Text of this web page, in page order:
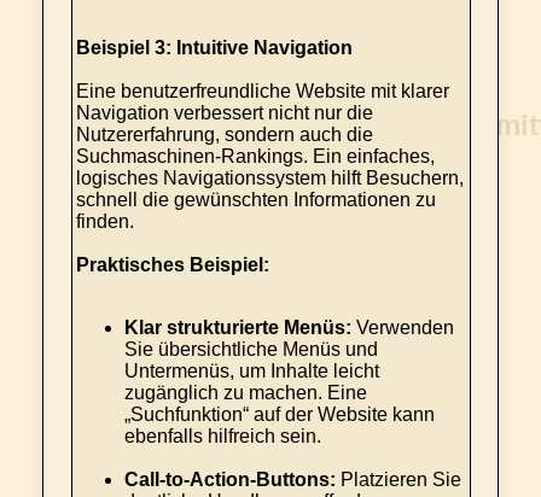
Beispiel 3: Intuitive Navigation
Eine benutzerfreundliche Website mit klarer
Navigation verbessert nicht nur die
Nutzererfahrung, sondern auch die
Suchmaschinen-Rankings. Ein einfaches,
logisches Navigationssystem hilft Besuchern,
schnell die gewünschten Informationen zu
finden.
Praktisches Beispiel:
Klar strukturierte Menüs: Verwenden
Sie übersichtliche Menüs und
Untermenüs, um Inhalte leicht
zugänglich zu machen. Eine
„Suchfunktion“ auf der Website kann
ebenfalls hilfreich sein.
Call-to-Action-Buttons: Platzieren Sie